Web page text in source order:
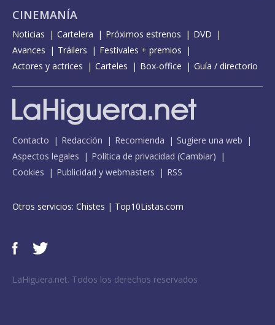
CINEMANÍA
Noticias Cartelera Próximos estrenos
DVD
Avances
Tráilers
Festivales + premios
Actores y actrices
Carteles Box-office Guía / directorio
Contacto Redacción Recomienda
Sugiere una web
Aspectos legales
Política de privacidad (Cambiar)
Cookies
Publicidad y webmasters RSS
Otros servicios: Chistes | Top10Listas.com
LaHiguera.net. Todos los derechos reservados